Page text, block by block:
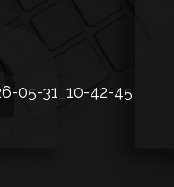
05-31_10-42-45